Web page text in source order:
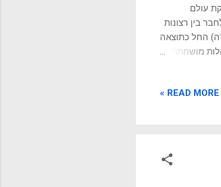
עולם
בין רצונות
המרד הגדול בקצרה המרד הגדול נגד רומא (66–70 לספירה) החל כתוצאה
מושחתת
הבלתי ניתנת
READ MORE »